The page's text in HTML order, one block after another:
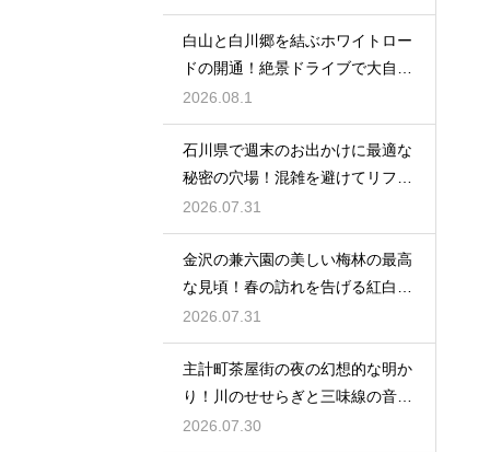
白山と白川郷を結ぶホワイトロー
ドの開通！絶景ドライブで大自然
を満喫
2026.08.1
石川県で週末のお出かけに最適な
秘密の穴場！混雑を避けてリフレ
ッシュ
2026.07.31
金沢の兼六園の美しい梅林の最高
な見頃！春の訪れを告げる紅白の
花の絶景
2026.07.31
主計町茶屋街の夜の幻想的な明か
り！川のせせらぎと三味線の音色
に酔う
2026.07.30